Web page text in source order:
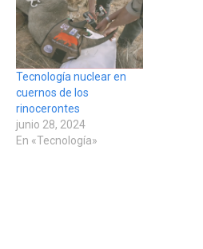
Tecnología nuclear en
cuernos de los
rinocerontes
junio 28, 2024
En «Tecnología»